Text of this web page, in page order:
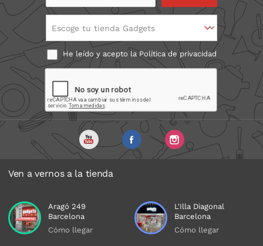
Escoge tu tienda Gadgets
He leído y acepto laPolítica de privacidad
Ven a vernos a la tienda
Aragó 249
Barcelona
Cómo llegar
L'Illa Diagonal
Barcelona
Cómo llegar